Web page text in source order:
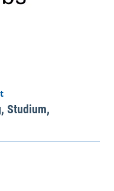
Studium,